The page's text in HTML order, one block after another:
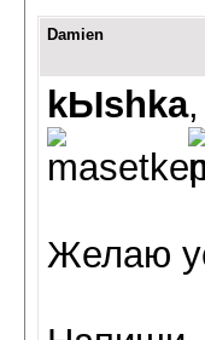
Damien
kЫshka
Желаю